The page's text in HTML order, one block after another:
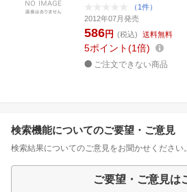
（1件）
2012年07月発売
586円 (税込) 送料無料
5ポイント 1倍
ご注文できない商品
検索機能についてのご要望・ご意見
検索結果についてのご意見をお聞かせください。
ご要望・ご意見は